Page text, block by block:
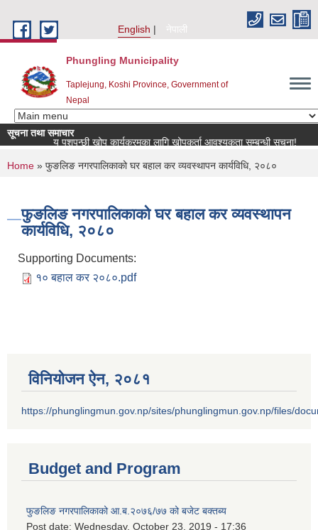
English
नेपाली
Phungling Municipality
Taplejung, Koshi Province, Government of
Nepal
सूचना तथा समाचार
राष्ट्रिय पशुपन्छी खोप कार्यक्रमका लागि खोपकर्ता आवश्यकता सम्बन्धी सूचना!
You are here
Home » फुङलिङ नगरपालिकाको घर बहाल कर व्यवस्थापन कार्यविधि, २०८०
फुङलिङ नगरपालिकाको घर बहाल कर व्यवस्थापन
कार्यविधि, २०८०
Supporting Documents:
१० बहाल कर २०८०.pdf
विनियोजन ऐन‚ २०८१
https://phunglingmun.gov.np/sites/phunglingmun.gov.np/files/
Budget and Program
फुङलिङ नगरपालिकाको आ.ब.२०७६/७७ को बजेट बक्तब्य
Post date: Wednesday, October 23, 2019 - 17:36